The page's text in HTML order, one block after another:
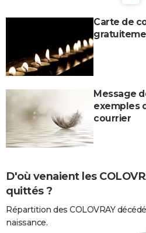
Carte de
Message
exemples
courrier
D'où venaient les
quittés ?
Répartition des COLOVRAY
naissance.